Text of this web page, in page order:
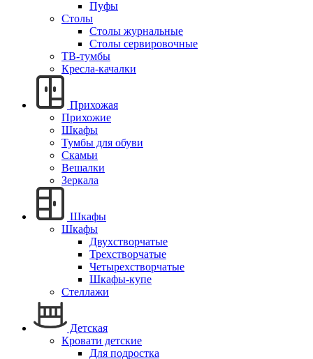
Пуфы
Столы
Столы журнальные
Столы сервировочные
ТВ-тумбы
Кресла-качалки
Прихожая
Прихожие
Шкафы
Тумбы для обуви
Скамьи
Вешалки
Зеркала
Шкафы
Шкафы
Двухстворчатые
Трехстворчатые
Четырехстворчатые
Шкафы-купе
Стеллажи
Детская
Кровати детские
Для подростка